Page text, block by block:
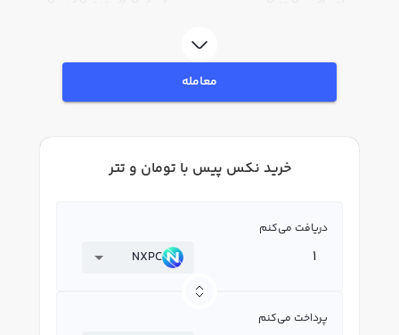
معامله
خرید نکس پیس با تومان و تتر
دریافت می‌کنم
NXPC
پرداخت می‌کنم